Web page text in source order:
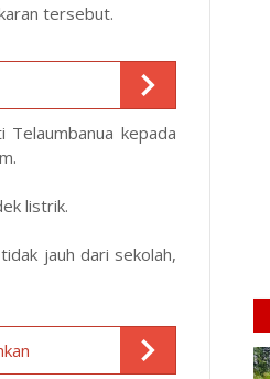
tersebut.
kepada
listrik.
jauh dari sekolah,